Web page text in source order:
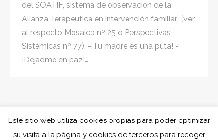
del SOATIF, sistema de observación de la
Alianza Terapéutica en intervención familiar (ver
al respecto Mosaico nº 25 o Perspectivas
Sistémicas nº 77). -¡Tu madre es una puta! -
¡Dejadme en paz!…
Este sitio web utiliza cookies propias para poder optimizar
su visita a la página y cookies de terceros para recoger